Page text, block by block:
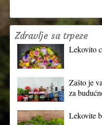
Zdravlje sa trpeze
Lekovito
Zašto je
za
Lekovite